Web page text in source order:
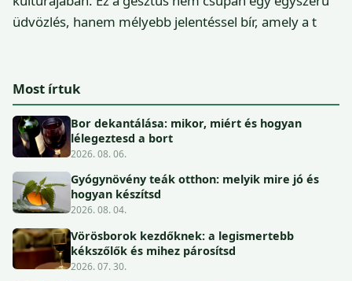
üdvözlés, hanem mélyebb jelentéssel bír, amely a t
Most írtuk
Bor dekantálása: mikor, miért és hogyan
lélegeztesd a bort
2026. 08. 06.
Gyógynövény teák otthon: melyik mire jó és
hogyan készítsd
2026. 08. 04.
Vörösborok kezdőknek: a legismertebb
kékszőlők és mihez párosítsd
2026. 07. 30.